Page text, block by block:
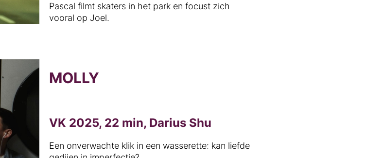
Pascal filmt skaters in het park en focust zich
vooral op Joel.
MOLLY
VK 2025, 22 min, Darius Shu
Een onverwachte klik in een wasserette: kan liefde